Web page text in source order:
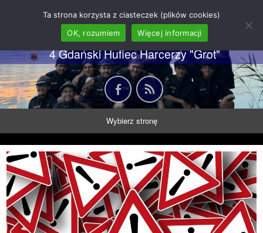
62 GDH "Orkan" im. gen.
Stanisława Sosabowskiego
4 Gdański Hufiec Harcerzy "Grot"
Wybierz stronę
Ta strona korzysta z ciasteczek (plików cookies)
OK, rozumiem
Więcej informacji